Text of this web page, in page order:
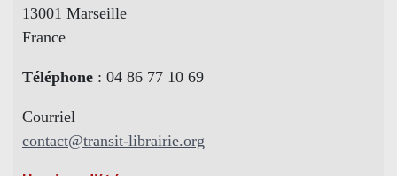
13001 Marseille
France
Téléphone : 04 86 77 10 69
Courriel
contact@transit-librairie.org